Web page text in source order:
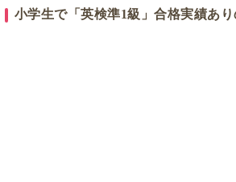
小学生で「英検準1級」合格実績あ